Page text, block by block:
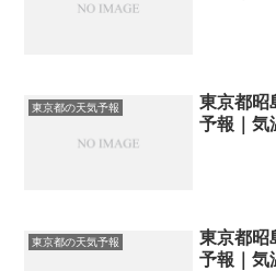
東京都の天気予報
東京都昭
予報｜気
東京都の天気予報
東京都昭
予報｜気